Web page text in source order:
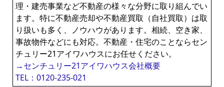
理・建売事業など不動産の様々な分野に取り組んでい
ます。特に不動産売却や不動産買取（自社買取）は取
り扱いも多く、ノウハウがあります。相続、空き家、
事故物件などにも対応。不動産・住宅のことならセン
チュリー21アイワハウスにお任せください。
→センチュリー21アイワハウス会社概要
TEL：0120-235-021